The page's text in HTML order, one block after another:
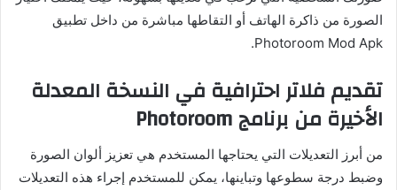
الصورة من ذاكرة الهاتف أو التقاطها مباشرة من داخل تطبيق
Photoroom Mod Apk.
تقديم فلاتر احترافية في النسخة المعدلة
الأخيرة من برنامج Photoroom
من أبرز التعديلات التي يحتاجها المستخدم هي تعزيز ألوان الصورة
وضبط درجة سطوعها وتباينها، يمكن للمستخدم إجراء هذه التعديلات